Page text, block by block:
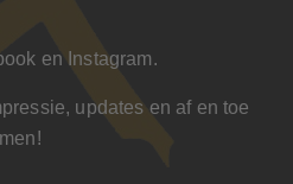
en Instagram.
updates en af en toe